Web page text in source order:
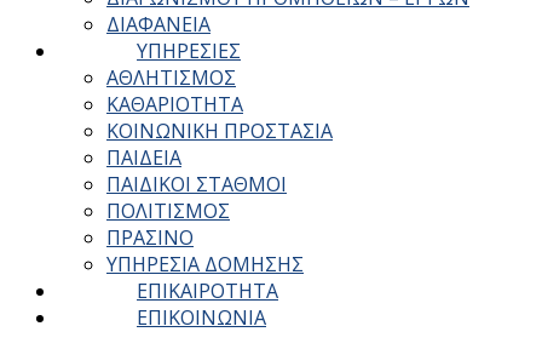
ΔΙΑΦΑΝΕΙΑ
ΥΠΗΡΕΣΙΕΣ
ΑΘΛΗΤΙΣΜΟΣ
ΚΑΘΑΡΙΟΤΗΤΑ
ΚΟΙΝΩΝΙΚΗ ΠΡΟΣΤΑΣΙΑ
ΠΑΙΔΕΙΑ
ΠΑΙΔΙΚΟΙ ΣΤΑΘΜΟΙ
ΠΟΛΙΤΙΣΜΟΣ
ΠΡΑΣΙΝΟ
ΥΠΗΡΕΣΙΑ ΔΟΜΗΣΗΣ
ΕΠΙΚΑΙΡΟΤΗΤΑ
ΕΠΙΚΟΙΝΩΝΙΑ